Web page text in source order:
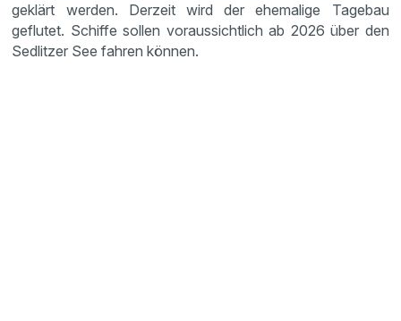
geklärt werden. Derzeit wird der ehemalige Tagebau
geflutet. Schiffe sollen voraussichtlich ab 2026 über den
Sedlitzer See fahren können.